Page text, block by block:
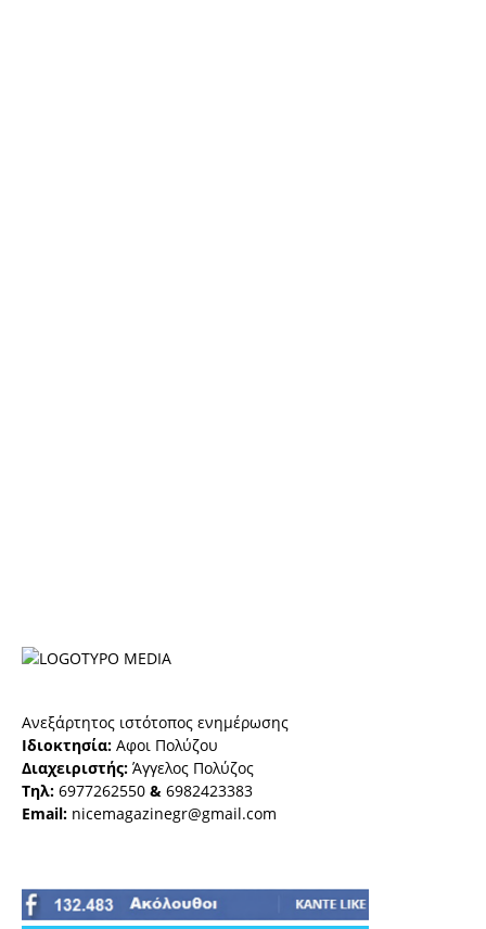
Ανεξάρτητος ιστότοπος ενημέρωσης
Ιδιοκτησία: Αφοι Πολύζου
Διαχειριστής: Άγγελος Πολύζος
Τηλ: 6977262550 & 6982423383
Email: nicemagazinegr@gmail.com